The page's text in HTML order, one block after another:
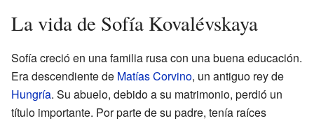
La vida de Sofía Kovalévskaya
Sofía creció en una familia rusa con una buena educación.
Era descendiente de Matías Corvino, un antiguo rey de
Hungría. Su abuelo, debido a su matrimonio, perdió un
título importante. Por parte de su padre, tenía raíces